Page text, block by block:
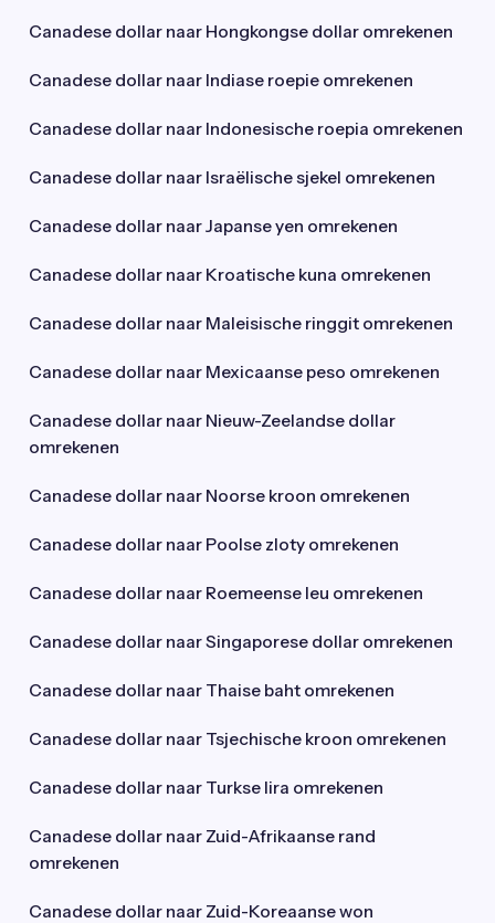
Canadese dollar naar Hongkongse dollar omrekenen
Canadese dollar naar Indiase roepie omrekenen
Canadese dollar naar Indonesische roepia omrekenen
Canadese dollar naar Israëlische sjekel omrekenen
Canadese dollar naar Japanse yen omrekenen
Canadese dollar naar Kroatische kuna omrekenen
Canadese dollar naar Maleisische ringgit omrekenen
Canadese dollar naar Mexicaanse peso omrekenen
Canadese dollar naar Nieuw-Zeelandse dollar
omrekenen
Canadese dollar naar Noorse kroon omrekenen
Canadese dollar naar Poolse zloty omrekenen
Canadese dollar naar Roemeense leu omrekenen
Canadese dollar naar Singaporese dollar omrekenen
Canadese dollar naar Thaise baht omrekenen
Canadese dollar naar Tsjechische kroon omrekenen
Canadese dollar naar Turkse lira omrekenen
Canadese dollar naar Zuid-Afrikaanse rand
omrekenen
Canadese dollar naar Zuid-Koreaanse won